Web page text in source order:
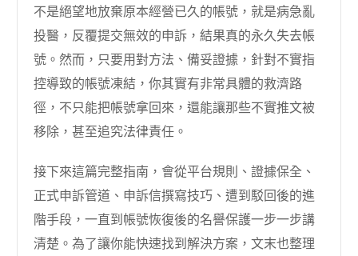
不是絕望地放棄原本經營已久的帳號，就是病急亂
投醫，反覆提交無效的申訴，結果真的永久失去帳
號。然而，只要用對方法、備妥證據，針對不實指
控導致的帳號凍結，你其實有非常具體的救濟路
徑，不只能把帳號拿回來，還能讓那些不實推文被
移除，甚至追究法律責任。
接下來這篇完整指南，會從平台規則、證據保全、
正式申訴管道、申訴信撰寫技巧、遭到駁回後的進
階手段，一直到帳號恢復後的名譽保護一步一步講
清楚。為了讓你能快速找到解決方案，文末也整理